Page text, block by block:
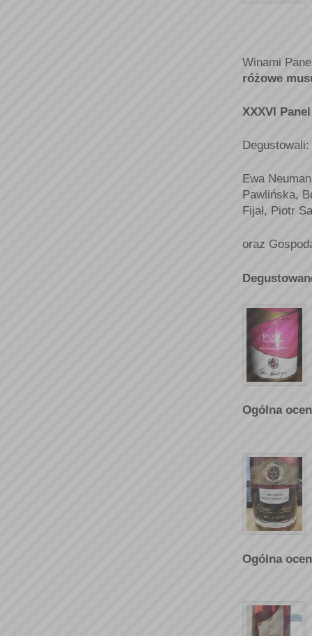
Winami
różowe
XXXVI
Degustowali:
Ewa
Pawlińska,
Fijał, Piotr
oraz
Ogólna
Ogólna